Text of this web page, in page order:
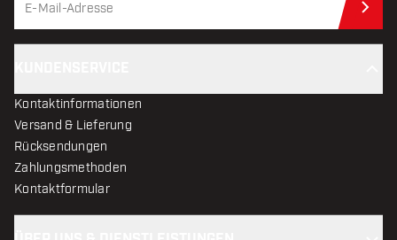
Kontaktinformationen
Versand & Lieferung
Rücksendungen
Zahlungsmethoden
Kontaktformular